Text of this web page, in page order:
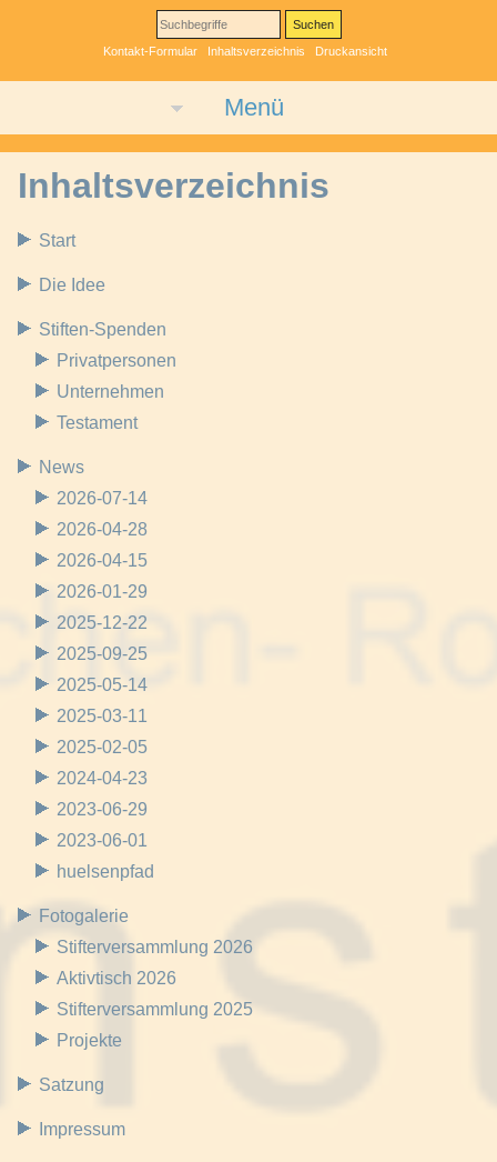
Kontakt-Formular Inhaltsverzeichnis Druckansicht
Menü
Inhaltsverzeichnis
Start
Die Idee
Stiften-Spenden
Privatpersonen
Unternehmen
Testament
News
2026-07-14
2026-04-28
2026-04-15
2026-01-29
2025-12-22
2025-09-25
2025-05-14
2025-03-11
2025-02-05
2024-04-23
2023-06-29
2023-06-01
huelsenpfad
Fotogalerie
Stifterversammlung 2026
Aktivtisch 2026
Stifterversammlung 2025
Projekte
Satzung
Impressum